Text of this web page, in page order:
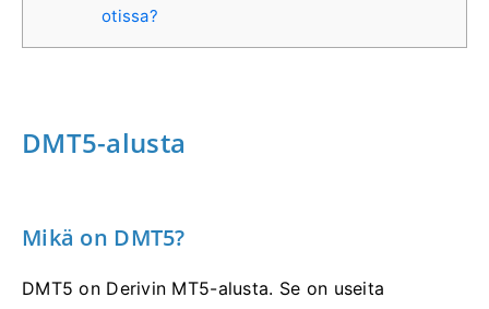
otissa?
DMT5-alusta
Mikä on DMT5?
DMT5 on Derivin MT5-alusta. Se on useita